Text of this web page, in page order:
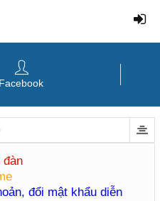
đổi mật khẩu diễn
Facebook